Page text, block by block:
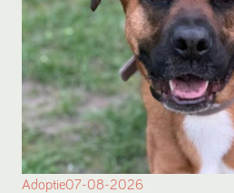
Adoptie07-08-2026